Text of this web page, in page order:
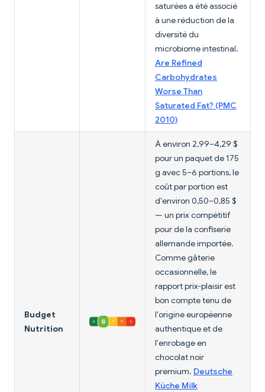
saturées a été associé
à une réduction de la
diversité du
microbiome intestinal.
Are Refined
Carbohydrates
Worse Than
Saturated Fat? (PMC
2010)
Budget
Nutrition
À environ 2,99–4,29 $
pour un paquet de 175
g avec 5–6 portions, le
coût par portion est
d'environ 0,50–0,85 $
— un prix compétitif
pour de la confiserie
allemande importée.
Comme gâterie
occasionnelle, le
rapport prix-plaisir est
bon compte tenu de
l'origine européenne
authentique et de
l'enrobage en
chocolat noir
premium. Deutsche
Küche Milk